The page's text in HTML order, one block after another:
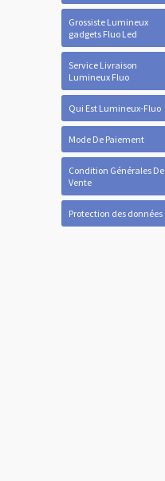
Grossiste Lumineux
gadgets Fluo Led
Service Livraison
Lumineux Fluo
Qui Est Lumineux-Fluo
Mode De Paiement
Condition Générales De
Vente
Protection des données